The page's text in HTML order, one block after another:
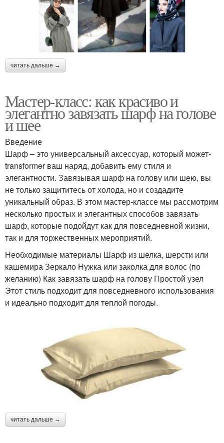
читать дальше →
Мастер-класс: как красиво и
элегантно завязать шарф на голове
и шее
Введение
Шарф – это универсальный аксессуар, который может-
transformer ваш наряд, добавить ему стиля и
элегантности. Завязывая шарф на голову или шею, вы
не только защититесь от холода, но и создадите
уникальный образ. В этом мастер-классе мы рассмотрим
несколько простых и элегантных способов завязать
шарф, которые подойдут как для повседневной жизни,
так и для торжественных мероприятий.
Необходимые материалы Шарф из шелка, шерсти или
кашемира Зеркало Нужка или заколка для волос (по
желанию) Как завязать шарф на голову Простой узел
Этот стиль подходит для повседневного использования
и идеально подходит для теплой погоды.
читать дальше →